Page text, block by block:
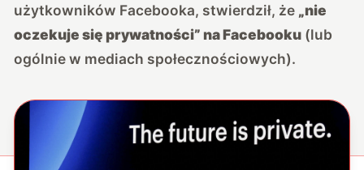
użytkowników Facebooka, stwierdził, że „nie
oczekuje się prywatności” na Facebooku (lub
ogólnie w mediach społecznościowych).